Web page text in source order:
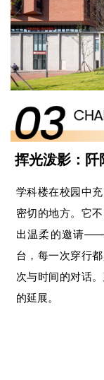
挥光泼影：
学科楼在校园中
密切的地方。它
出温柔的邀请
台，每一次穿行
次与时间的对话
的延展。